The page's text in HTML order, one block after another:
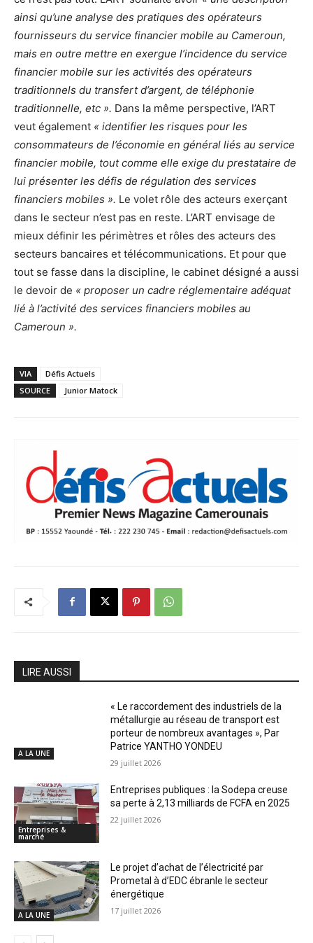
ainsi qu’une analyse des pratiques des opérateurs
fournisseurs du service financier mobile au Cameroun,
mais en outre mettre en exergue l’incidence du service
financier mobile sur les activités des opérateurs
traditionnels du transfert d’argent, de téléphonie
traditionnelle, etc ». Dans la même perspective, l’ART
veut également « identifier les risques pour les
consommateurs de l’économie en général liés au service
financier mobile, tout comme elle exige du prestataire de
lui présenter les défis de régulation des services
financiers mobiles ». Le volet rôle des acteurs exerçant
dans le secteur n’est pas en reste. L’ART envisage de
mieux définir les périmètres et rôles des acteurs des
secteurs bancaires et télécommunications. Et pour que
tout se fasse dans la discipline, le cabinet désigné a aussi
le devoir de « proposer un cadre réglementaire adéquat
lié à l’activité des services financiers mobiles au
Cameroun ».
VIA
Défis Actuels
SOURCE
Junior Matock
LIRE AUSSI
A LA UNE
« Le raccordement des industriels de la
métallurgie au réseau de transport est
porteur de nombreux avantages », Par
Patrice YANTHO YONDEU
29 juillet 2026
Entreprises &
marché
Entreprises publiques : la Sodepa creuse
sa perte à 2,13 milliards de FCFA en 2025
22 juillet 2026
A LA UNE
Le projet d’achat de l’électricité par
Prometal à d’EDC ébranle le secteur
énergétique
17 juillet 2026